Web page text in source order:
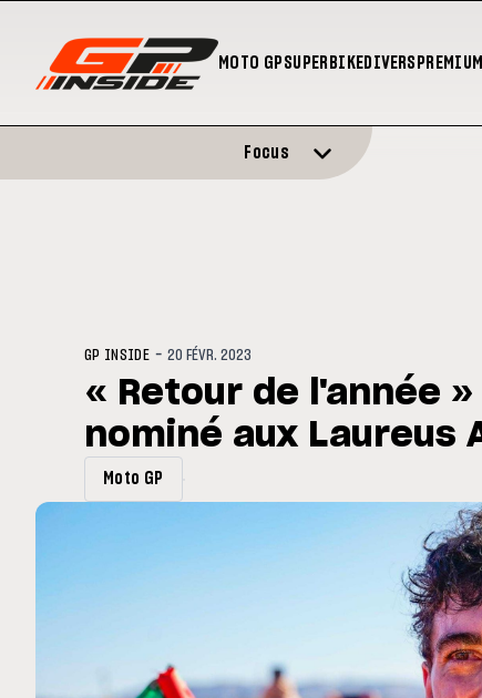
MOTO GPSUPERBIKEDIVERS PREMIUM
Silverstone : Horaires et
Focus
GP INSIDE -20 FÉVR. 2023
« Retour de l'année »
nominé aux Laureus
Moto GP